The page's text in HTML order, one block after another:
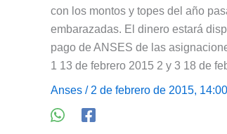
con los montos y topes del año
embarazadas. El dinero estará
pago de ANSES de las
1 13 de febrero 2015 2 y 3 18 de
Anses / 2 de febrero de 2015,